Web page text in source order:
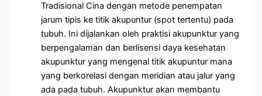
Tradisional Cina dengan metode penempatan
jarum tipis ke titik akupuntur (spot tertentu) pada
tubuh. Ini dijalankan oleh praktisi akupunktur yang
berpengalaman dan berlisensi daya kesehatan
akupunktur yang mengenal titik akupuntur mana
yang berkorelasi dengan meridian atau jalur yang
ada pada tubuh. Akupunktur akan membantu